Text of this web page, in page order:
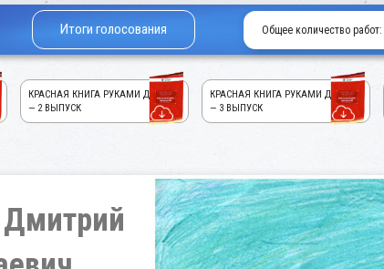
Итоги голосования Общее количество работ:
КРАСНАЯ КНИГА РУКАМИ ДЕТЕЙ!
— 2 ВЫПУСК
КРАСНАЯ КНИГА РУКАМИ ДЕТЕЙ!
— 3 ВЫПУСК